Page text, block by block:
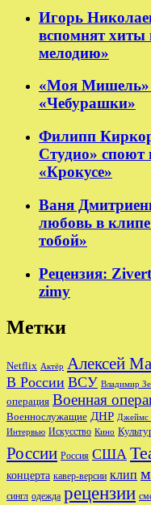
Игорь
вспомнят хиты
мелодию»
«Моя Мишель»
«Чебурашки»
Филипп
Студио» споют
«Крокусе»
Ваня
любовь в
тобой»
Рецензия:
zimy
Метки
Netflix Актёр Алексей
В России ВСУ Владимир
операция Военная
Военнослужащие ДНР Джеймс
Интервью Искусство Кино
России Россия США
концерта кавер-версии клип
сингл одежда рецензии